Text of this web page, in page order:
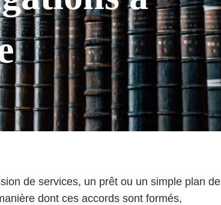
de services, un prêt ou un simple plan de
dont ces accords sont formés,